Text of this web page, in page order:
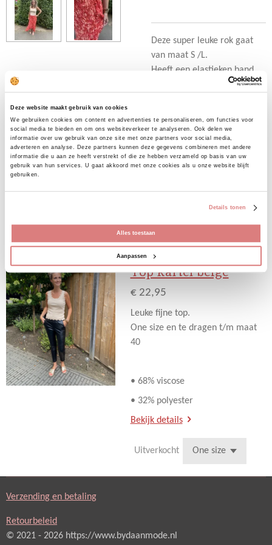
Deze website maakt gebruik van cookies
We gebruiken cookies om content en advertenties te personaliseren, om functies voor
social media te bieden en om ons websiteverkeer te analyseren. Ook delen we
informatie over uw gebruik van onze site met onze partners voor social media,
adverteren en analyse. Deze partners kunnen deze gegevens combineren met andere
informatie die u aan ze heeft verstrekt of die ze hebben verzameld op basis van uw
gebruik van hun services. U gaat akkoord met onze cookies als u onze website blijft
gebruiken.
Details tonen
Alles toestaan
Aanpassen
Deze super leuke rok gaat
van maat S /L.
Heeft een elastieken band
aan de bovenzijde. De
vast.
Ons model draagt haar
eigen maat.
l
n
e
S
a
e
l
n
Uitverkocht
Top kartel beige
€ 22,95
Leuke fijne top.
One size en te dragen t/m maat
40
• 68% viscose
• 32% polyester
Bekijk details
Uitverkocht
Verzending en betaling
Retourbeleid
© 2021 - 2026 https://www.bydaanmode.nl